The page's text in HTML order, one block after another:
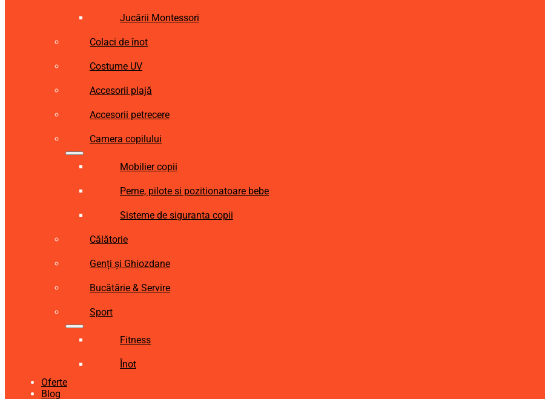
Jucării Montessori
Colaci de înot
Costume UV
Accesorii plajă
Accesorii petrecere
Camera copilului
Mobilier copii
Perne, pilote si pozitionatoare bebe
Sisteme de siguranta copii
Călătorie
Genți și Ghiozdane
Bucătărie & Servire
Sport
Fitness
Înot
Oferte
Blog